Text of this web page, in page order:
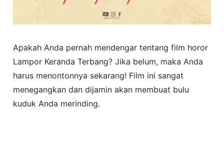
Apakah Anda pernah mendengar tentang film horor
Lampor Keranda Terbang? Jika belum, maka Anda
harus menontonnya sekarang! Film ini sangat
menegangkan dan dijamin akan membuat bulu
kuduk Anda merinding.